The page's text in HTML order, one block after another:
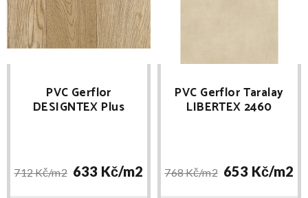
PVC Gerflor
DESIGNTEX Plus
712 Kč/m2 633 Kč/m2
PVC Gerflor Taralay
LIBERTEX 2460
768 Kč/m2 653 Kč/m2